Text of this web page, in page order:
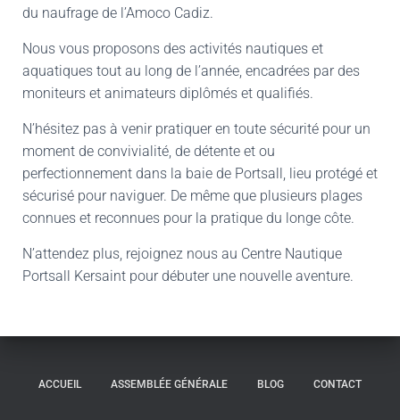
du naufrage de l’Amoco Cadiz.
Nous vous proposons des activités nautiques et
aquatiques tout au long de l’année, encadrées par des
moniteurs et animateurs diplômés et qualifiés.
N’hésitez pas à venir pratiquer en toute sécurité pour un
moment de convivialité, de détente et ou
perfectionnement dans la baie de Portsall, lieu protégé et
sécurisé pour naviguer. De même que plusieurs plages
connues et reconnues pour la pratique du longe côte.
N’attendez plus, rejoignez nous au Centre Nautique
Portsall Kersaint pour débuter une nouvelle aventure.
ACCUEIL ASSEMBLÉE GÉNÉRALE BLOG CONTACT